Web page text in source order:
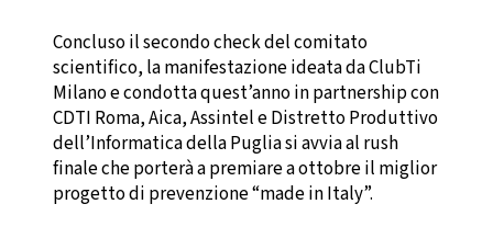
Concluso il secondo check del comitato
scientifico, la manifestazione ideata da ClubTi
Milano e condotta quest’anno in partnership con
CDTI Roma, Aica, Assintel e Distretto Produttivo
dell’Informatica della Puglia si avvia al rush
finale che porterà a premiare a ottobre il miglior
progetto di prevenzione “made in Italy”.